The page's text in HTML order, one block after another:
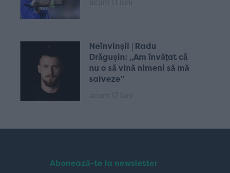
Neînvinșii | Radu
Drăgușin: „Am învățat că
nu o să vină nimeni să mă
salveze”
Abonează-te la newsletter